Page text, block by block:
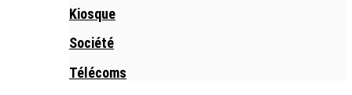
Kiosque
Société
Télécoms